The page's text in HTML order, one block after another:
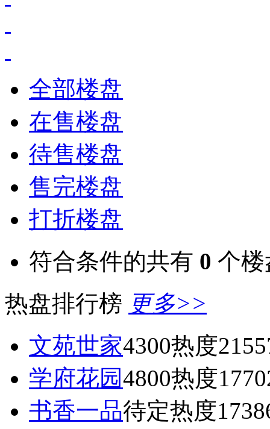
全部楼盘
在售楼盘
待售楼盘
售完楼盘
打折楼盘
符合条件的共有 0 个楼
热盘排行榜 更多>>
文苑世家4300热度
学府花园4800热度
书香一品待定热度